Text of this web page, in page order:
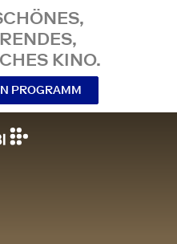
KINO.
PROGRAMM